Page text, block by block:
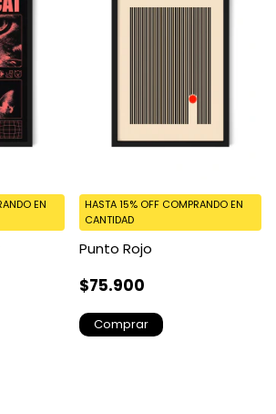
EN
Punto Rojo
$75.900
HASTA 15% OFF COMPRANDO EN
CANTIDAD
Comprar